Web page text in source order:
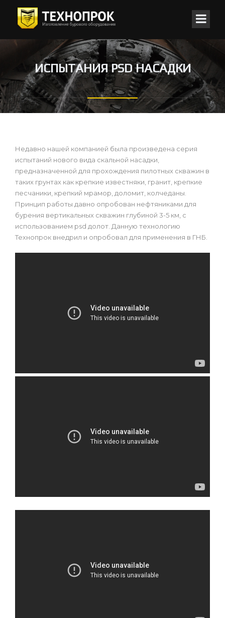
ИСПЫТАНИЯ PSD НАСАДКИ
Недавно нашей компанией была произведена серия
испытаний нового вида скальной насадки,
предназначенной для прохождения пилотных скважин в
таких грунтах как крепкие известняки, гранит, крепкие
песчаники, крепкий мрамор, доломит, колчеданы.
Принцип работы давно опробован нефтяниками для
бурения вертикальных скважин глубиной 3-5 км, с
использованием psd долот. Данную технологию
Технопрок внедрил и опробовал для применения в ГНБ.